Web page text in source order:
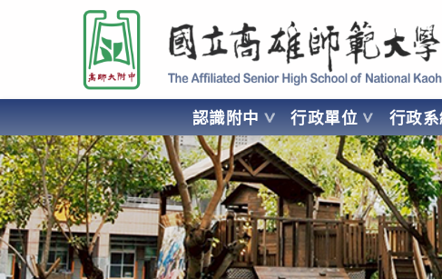
要
容
國立高雄師範大學附屬高級中學 Affiliated Senior High School of National
認識附中 行政單位 行政
AFFILIATED SENIOR HIGH SCHOOL OF NATIONAL